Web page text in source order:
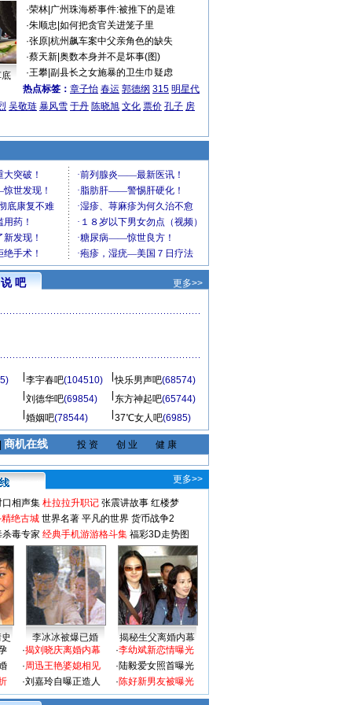
·荣林| 广州珠海桥事件:被推下的是谁
·朱顺忠 如何把贪官关进笼子里
·张原| 杭州飙车案中父亲角色的缺失
·蔡天新| 奥数本身并不是坏事(图)
·王攀| 副县长之女施暴的卫生巾疑虑
热点标签： 章子怡 春运 郭德纲 315 明星代
吴敬琏 暴风雪 于丹 陈晓旭 文化 票价 孔子 房
说 吧 更多>>
李宇春吧(104510) 快乐男声吧(68574)
刘德华吧(69854) 东方神起吧(65744)
婚姻吧(78544) 37℃女人吧(6985)
商机在线 投 资 创 业 健 康
更多>>
口相声集 杜拉拉升职记 张震讲故事 红楼梦
绝古城 世界名著 平凡的世界 货币战争2
毒专家 经典手机游游格斗集 福彩3D走势图
李冰冰被爆已婚
揭秘生父离婚内幕
·揭刘晓庆离婚内幕
·周迅王艳婆媳相见
·刘嘉玲自曝正造人
·李幼斌新恋情曝光
·陆毅爱女照首曝光
·陈好新男友被曝光